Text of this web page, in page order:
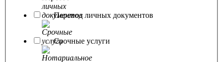
Перевод личных документов
Срочные услуги